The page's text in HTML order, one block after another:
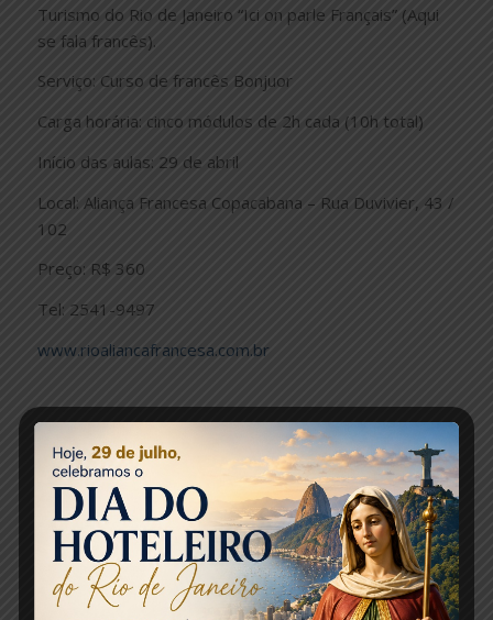
Turismo do Rio de Janeiro “Ici on parle Français” (Aqui
se fala francês).
Serviço: Curso de francês Bonjuor
Carga horária: cinco módulos de 2h cada (10h total)
Início das aulas: 29 de abril
Local: Aliança Francesa Copacabana – Rua Duvivier, 43 /
102
Preço: R$ 360
Tel: 2541-9497
www.rioaliancafrancesa.com.br
Fonte: Jornal do Brasil
Share this entry